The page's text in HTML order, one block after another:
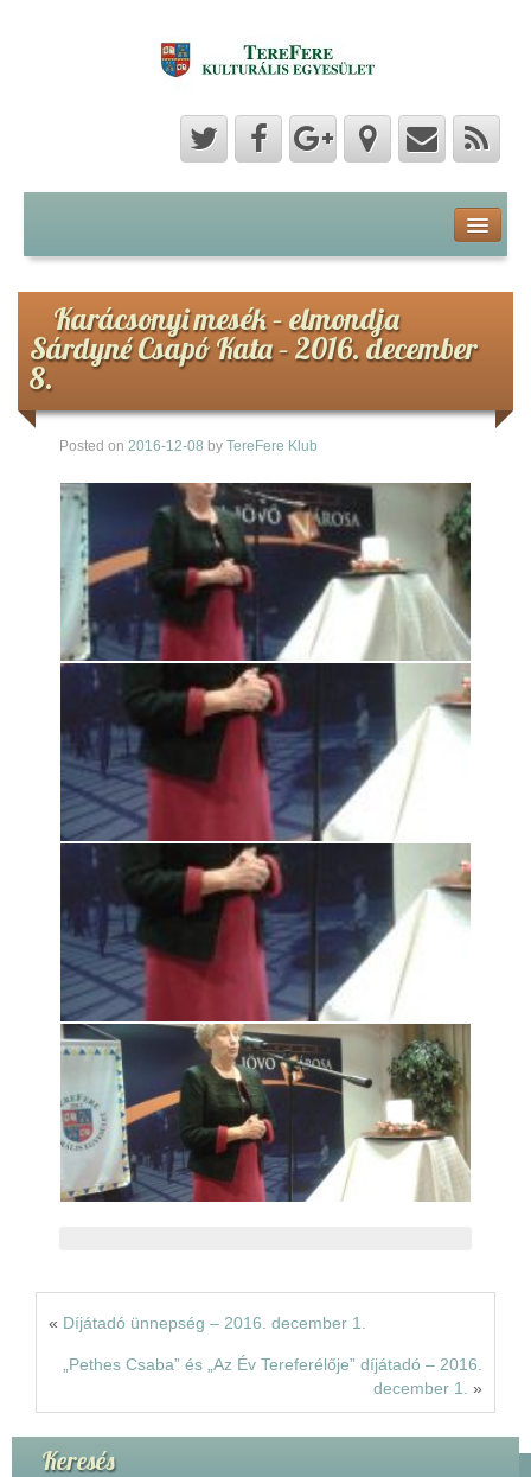
Hozzászólások
Hírek
Képek
Videók
Rólunk
Kapcsolat
Karácsonyi mesék – elmondja
Sárdyné Csapó Kata – 2016. december
8.
Posted on 2016-12-08 by TereFere Klub
« Díjátadó ünnepség – 2016. december 1.
„Pethes Csaba” és „Az Év Tereferélője” díjátadó – 2016.
december 1.
»
Keresés